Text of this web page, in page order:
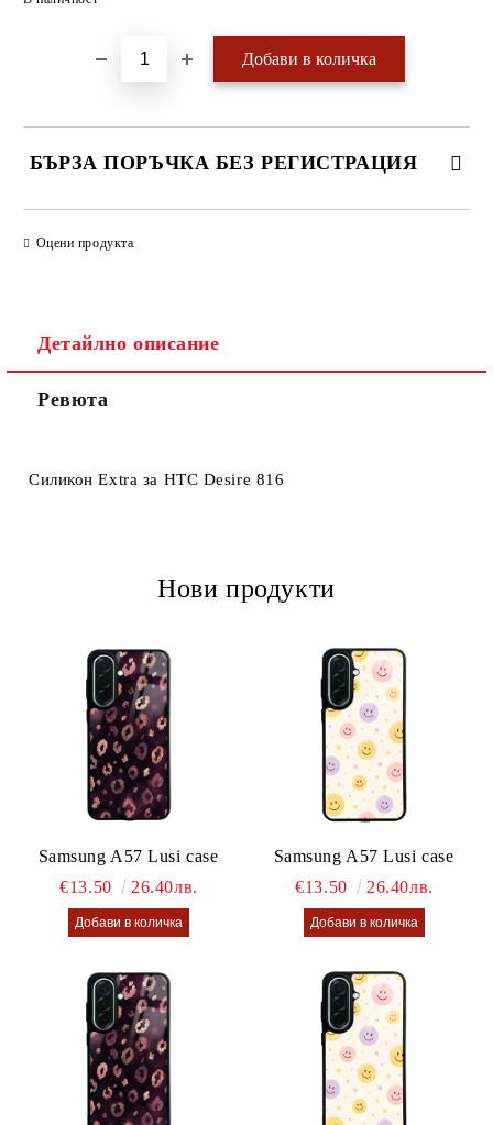
БЪРЗА ПОРЪЧКА БЕЗ РЕГИСТРАЦИЯ
Оцени продукта
Детайлно описание
Ревюта
Силикон Extra за HTC Desire 816
Нови продукти
Samsung A57 Lusi case
€13.50
26.40лв.
Samsung A57 Lusi case
€13.50
26.40лв.